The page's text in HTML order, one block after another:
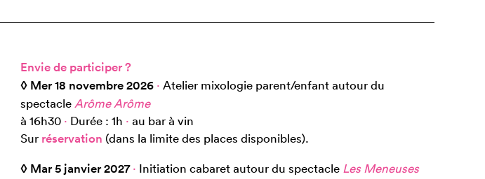
Envie de participer ?
◊ Mer 18 novembre 2026 · Atelier mixologie parent/enfant autour du
spectacle Arôme Arôme
à 16h30 · Durée : 1h · au bar à vin
Sur réservation (dans la limite des places disponibles).
◊ Mar 5 janvier 2027 · Initiation cabaret autour du spectacle Les Meneuses